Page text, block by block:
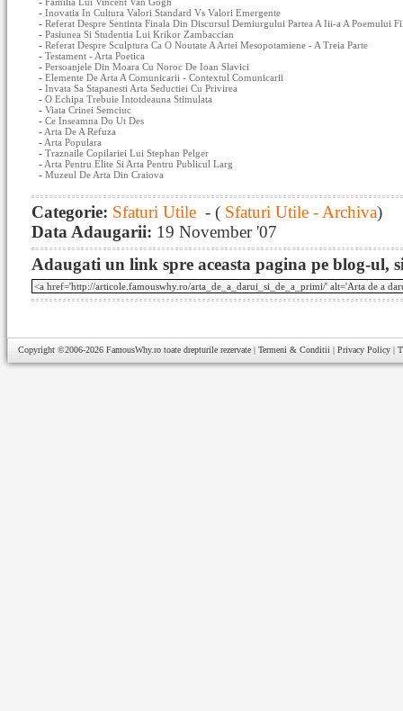
- Inovatia In Cultura Valori Standard Vs Valori Emergente
- Referat Despre Sentinta Finala Din Discursul Demiurgului Partea A Iii-a A Poemului
- Pasiunea Si Studentia Lui Krikor Zambaccian
- Referat Despre Sculptura Ca O Noutate A Artei Mesopotamiene - A Treia Parte
- Testament - Arta Poetica
- Persoanjele Din Moara Cu Noroc De Ioan Slavici
- Elemente De Arta A Comunicarii - Contextul Comunicarii
- Invata Sa Stapanesti Arta Seductiei Cu Privirea
- O Echipa Trebuie Intotdeauna Stimulata
- Viata Crinei Semciuc
- Ce Inseamna Do Ut Des
- Arta De A Refuza
- Arta Populara
- Traznaile Copilariei Lui Stephan Pelger
- Arta Pentru Elite Si Arta Pentru Publicul Larg
- Muzeul De Arta Din Craiova
Categorie: Sfaturi Utile - ( Sfaturi Utile - Archiva)
Data Adaugarii: 19 November '07
Adaugati un link spre aceasta pagina pe blog-ul,
Copyright ©2006-2026 FamousWhy.ro toate drepturile rezervate | Termeni & Conditii | Privacy Policy |